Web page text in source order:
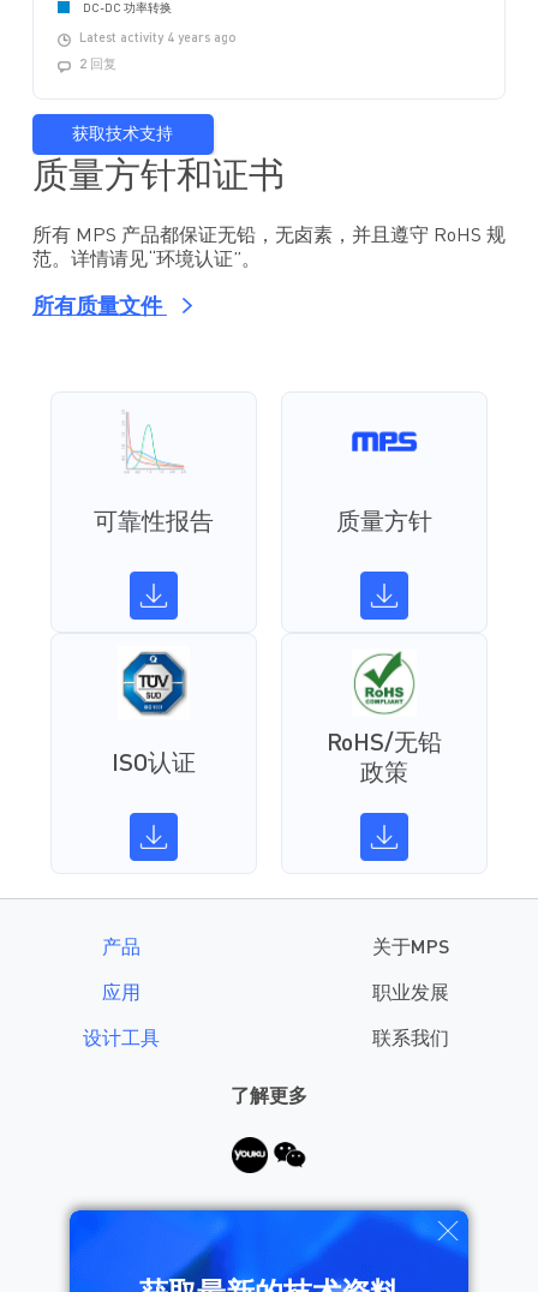
DC-DC 功率转换
Latest activity 4 years ago
2 回复
获取技术支持
质量方针和证书
所有 MPS 产品都保证无铅，无卤素，并且遵守 RoHS 规
范。详情请见“环境认证”。
所有质量文件
可靠性报告 质量方针
ISO认证
RoHS/无铅
政策
产品
应用
设计工具
关于MPS
职业发展
联系我们
了解更多
需要帮助？